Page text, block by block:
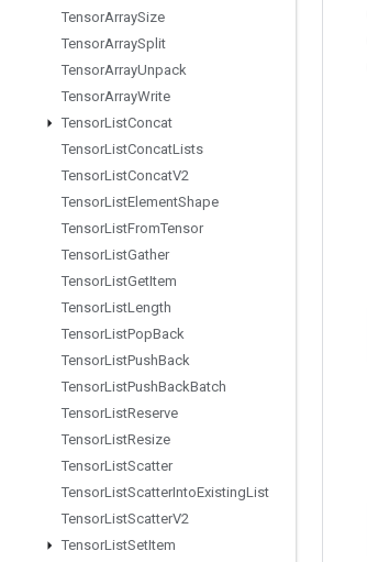
TensorArraySize
TensorArraySplit
TensorArrayUnpack
TensorArrayWrite
TensorListConcat
TensorListConcatLists
TensorListConcatV2
TensorListElementShape
TensorListFromTensor
TensorListGather
TensorListGetItem
TensorListLength
TensorListPopBack
TensorListPushBack
TensorListPushBackBatch
TensorListReserve
TensorListResize
TensorListScatter
TensorListScatterIntoExistingList
TensorListScatterV2
TensorListSetItem